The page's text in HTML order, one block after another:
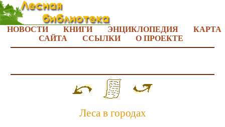
НОВОСТИ КНИГИ ЭНЦИКЛОПЕДИЯ
КАРТА
САЙТА
ССЫЛКИ О ПРОЕКТЕ
Леса в городах